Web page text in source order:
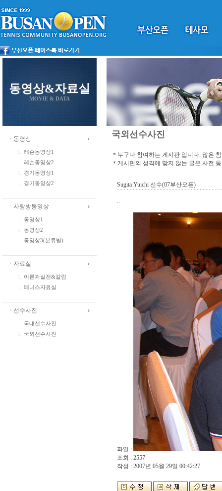
동영상&자료실
MOVIE & DATA
ㆍ동영상
레슨동영상1
레슨동영상2
경기동영상1
경기동영상2
ㆍ사랑방동영상
동영상1
동영상2
동영상3(분류별)
ㆍ자료실
이론과실전&칼럼
테니스자료실
ㆍ선수사진
국내선수사진
국외선수사진
국외선수사진
＊누구나 참여하는 게시판 입니다. 많은
＊게시판의 성격에 맞지 않는 글은 사전
Sugita Yuichi 선수(07부산오픈)
..
파일 :
조회 : 2557
작성 : 2007년 05월 29일 00:42:27